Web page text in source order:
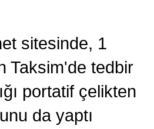
sitesinde, 1
Taksim'de tedbir
portatif çelikten
da yaptı